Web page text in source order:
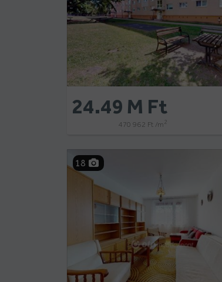
24.49 M Ft
470 962 Ft /m2
18